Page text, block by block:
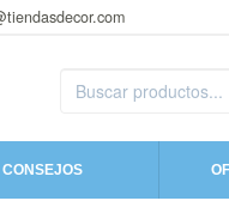
CONSEJOS